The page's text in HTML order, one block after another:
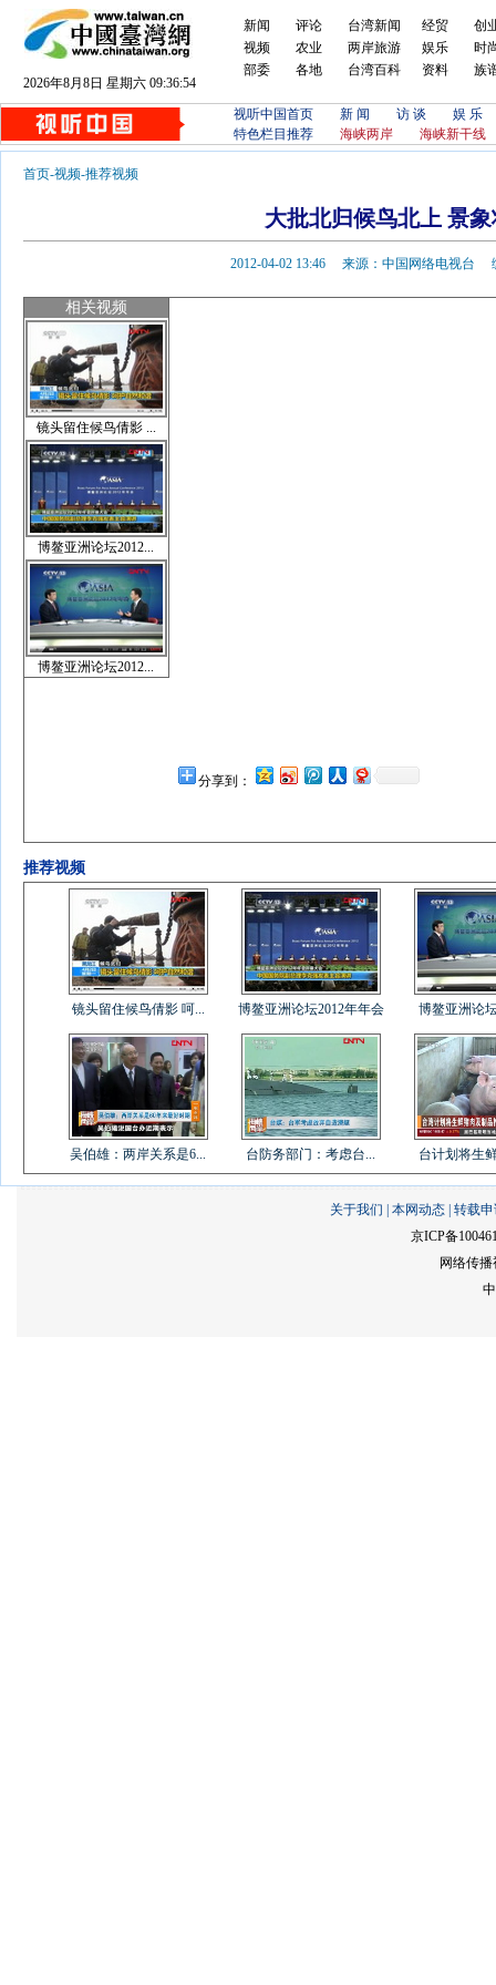
2026年8月8日 星期六 09:36:55
新闻
视频
部委
评论
农业
各地
台湾新闻
两岸旅游
台湾百科
经贸
娱乐
资料
创
时
族
视听中国首页 新 闻 访 谈
娱 乐
特色栏目推荐
海峡两岸 海峡新干线
首页-视频-推荐视频
大批北归候鸟北上 景
2012-04-02 13:46 来源：中国网络电视台
分享到：
相关视频
镜头留住候鸟倩影 ...
博鳌亚洲论坛2012...
博鳌亚洲论坛2012...
推荐视频
镜头留住候鸟倩影 呵... 博鳌亚洲论坛2012年年会 博鳌亚洲论
吴伯雄：两岸关系是6... 台防务部门：考虑台... 台计划将生
关于我们 本网动态 转载
京ICP备
网络传